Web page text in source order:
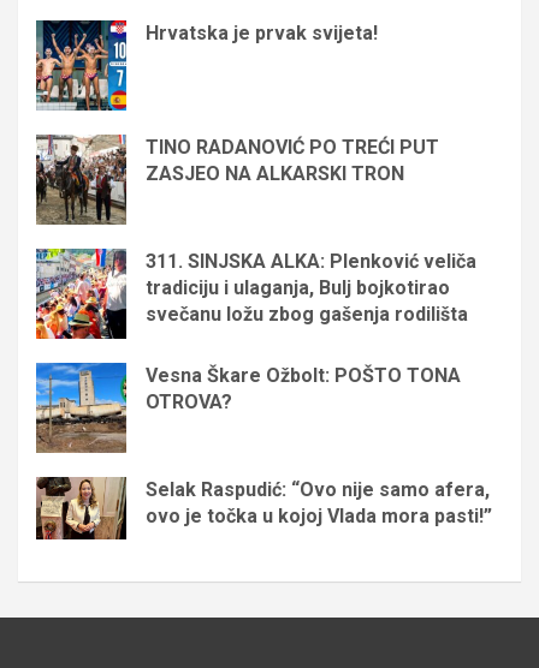
Hrvatska je prvak svijeta!
TINO RADANOVIĆ PO TREĆI PUT
ZASJEO NA ALKARSKI TRON
311. SINJSKA ALKA: Plenković veliča
tradiciju i ulaganja, Bulj bojkotirao
svečanu ložu zbog gašenja rodilišta
Vesna Škare Ožbolt: POŠTO TONA
OTROVA?
Selak Raspudić: “Ovo nije samo afera,
ovo je točka u kojoj Vlada mora pasti!”